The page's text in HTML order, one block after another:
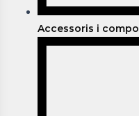
Accessoris i